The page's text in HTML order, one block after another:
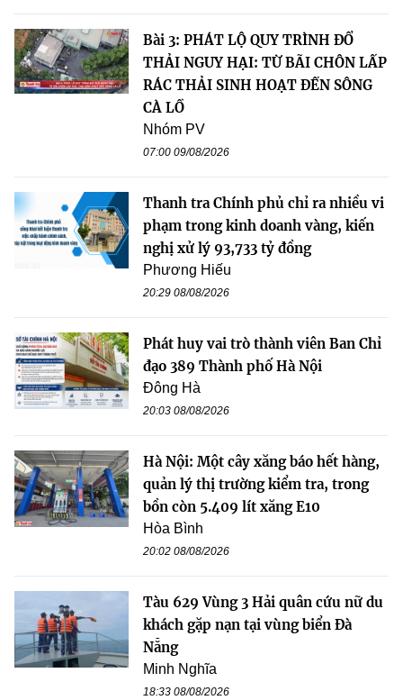
Bài 3: PHÁT LỘ QUY TRÌNH ĐỔ
THẢI NGUY HẠI: TỪ BÃI CHÔN LẤP
RÁC THẢI SINH HOẠT ĐẾN SÔNG
CÀ LỒ
Nhóm PV
07:00 09/08/2026
Thanh tra Chính phủ chỉ ra nhiều vi
phạm trong kinh doanh vàng, kiến
nghị xử lý 93,733 tỷ đồng
Phương Hiếu
20:29 08/08/2026
Phát huy vai trò thành viên Ban Chỉ
đạo 389 Thành phố Hà Nội
Đông Hà
20:03 08/08/2026
Hà Nội: Một cây xăng báo hết hàng,
quản lý thị trường kiểm tra, trong
bồn còn 5.409 lít xăng E10
Hòa Bình
20:02 08/08/2026
Tàu 629 Vùng 3 Hải quân cứu nữ du
khách gặp nạn tại vùng biển Đà
Nẵng
Minh Nghĩa
18:33 08/08/2026